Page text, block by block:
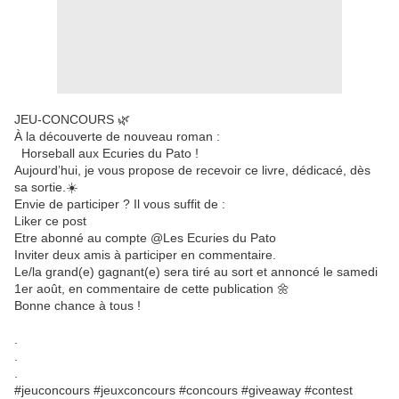
JEU-CONCOURS 🌿
À la découverte de nouveau roman :
Horseball aux Ecuries du Pato !
Aujourd’hui, je vous propose de recevoir ce livre, dédicacé, dès
sa sortie.☀️
Envie de participer ? Il vous suffit de :
Liker ce post
Etre abonné au compte @Les Ecuries du Pato
Inviter deux amis à participer en commentaire.
Le/la grand(e) gagnant(e) sera tiré au sort et annoncé le samedi
1er août, en commentaire de cette publication 🌼
Bonne chance à tous !
#jeuconcours #jeuxconcours #concours #giveaway #contest